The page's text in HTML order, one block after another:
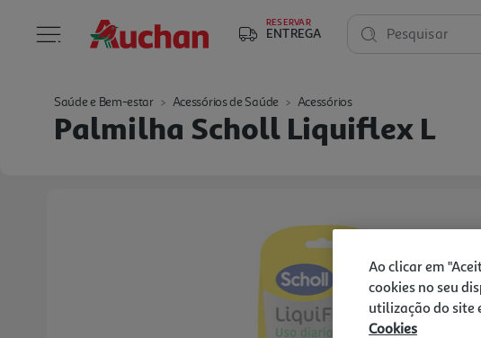
RESERVAR
ENTREGA Pesquisar
Saúde e Bem-estar Acessórios de Saúde Acessórios
Palmilha Scholl Liquiflex L
Ao clicar em
cookies no seu
utilização do site
Cookies